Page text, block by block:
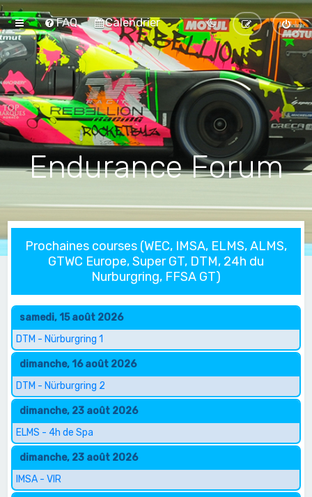
FAQ Calendrier
Endurance Forum
Prochaines courses (WEC, IMSA, ELMS, ALMS,
GTWC Europe, Super GT, DTM, 24h du
Nurburgring, FFSA GT)
samedi, 15 août 2026
DTM - Nürburgring 1
dimanche, 16 août 2026
DTM - Nürburgring 2
dimanche, 23 août 2026
ELMS - 4h de Spa
dimanche, 23 août 2026
IMSA - VIR